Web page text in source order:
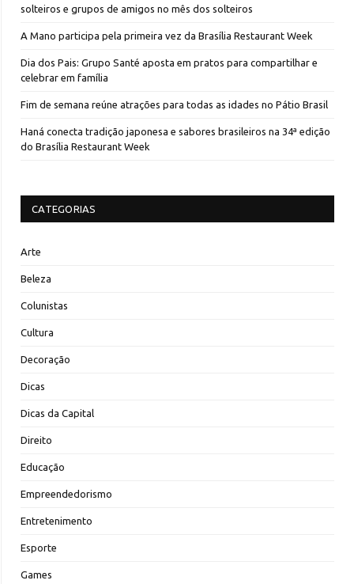
solteiros e grupos de amigos no mês dos solteiros
A Mano participa pela primeira vez da Brasília Restaurant Week
Dia dos Pais: Grupo Santé aposta em pratos para compartilhar e
celebrar em família
Fim de semana reúne atrações para todas as idades no Pátio Brasil
Haná conecta tradição japonesa e sabores brasileiros na 34ª edição
do Brasília Restaurant Week
CATEGORIAS
Arte
Beleza
Colunistas
Cultura
Decoração
Dicas
Dicas da Capital
Direito
Educação
Empreendedorismo
Entretenimento
Esporte
Games